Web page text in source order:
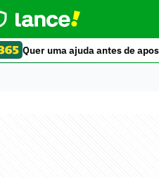
Quer uma ajuda antes de